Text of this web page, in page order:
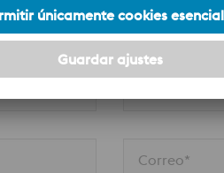
Correo*